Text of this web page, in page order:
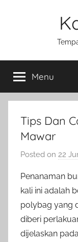
Menu
Tips Dan
Mawar
Posted on 22
Penanaman
kali ini adalah
polybag yang
diberi
dijelaskan